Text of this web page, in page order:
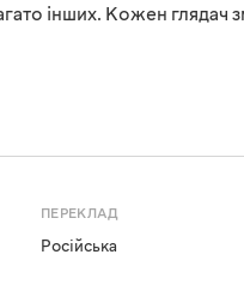
інших. Кожен
ПЕРЕКЛАД
Російська